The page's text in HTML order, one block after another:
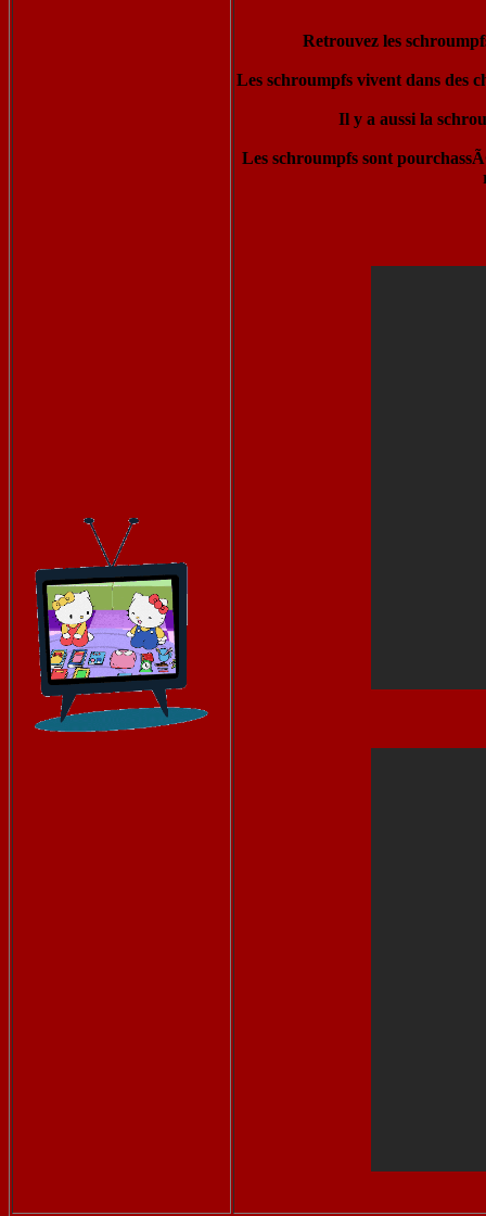
Retrouvez les
Les schroumpfs vivent dans des
Il y a aussi la
Les schroumpfs sont